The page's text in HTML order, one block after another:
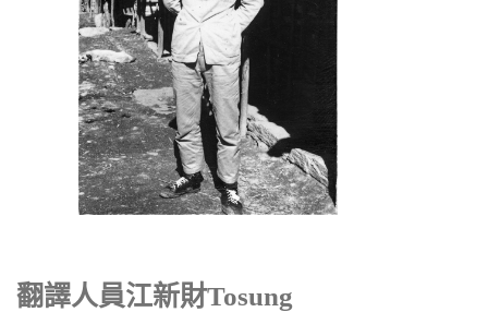
翻譯人員江新財Tosung